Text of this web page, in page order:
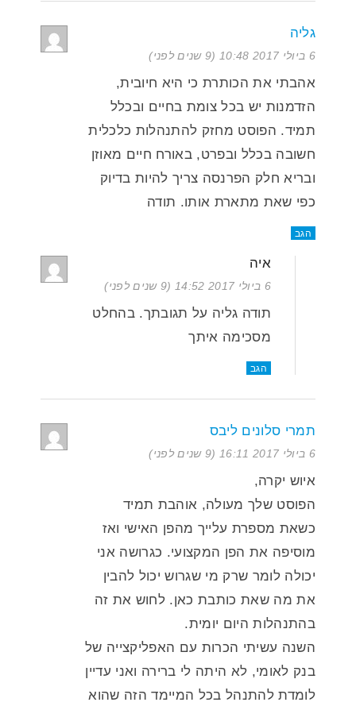
גליה
6 ביולי 2017 10:48 (9 שנים לפני)
אהבתי את הכותרת כי היא חיובית,
הזדמנות יש בכל צומת בחיים ובכלל
תמיד. הפוסט מחזק להתנהלות כלכלית
חשובה בכלל ובפרט, באורח חיים מאוזן
ובריא חלק הפרנסה צריך להיות בדיוק
כפי שאת מתארת אותו. תודה
הגב
איה
6 ביולי 2017 14:52 (9 שנים לפני)
תודה גליה על תגובתך. בהחלט
מסכימה איתך
הגב
תמרי סלונים ליבס
6 ביולי 2017 16:11 (9 שנים לפני)
איוש יקרה,
הפוסט שלך מעולה, אוהבת תמיד
כשאת מספרת עלייך מהפן האישי ואז
מוסיפה את הפן המקצועי. כגרושה אני
יכולה לומר שרק מי שגרוש יכול להבין
את מה שאת כותבת כאן. לחוש את זה
בהתנהלות היום יומית.
השנה עשיתי הכרות עם האפליקצייה של
בנק לאומי, לא היתה לי ברירה ואני עדיין
לומדת להתנהל בכל המיימד הזה שהוא